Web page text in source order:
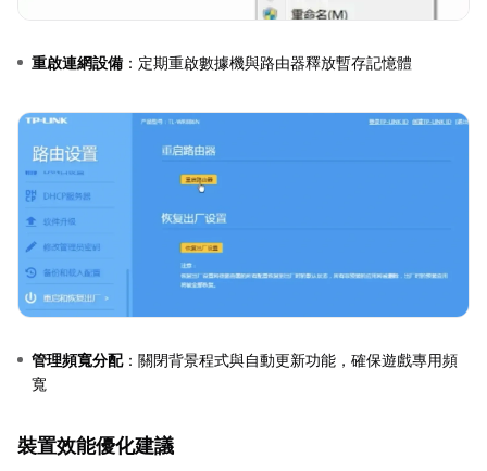
重啟連網設備 ：定期重啟數據機與路由器釋放暫存記憶體
管理頻寬分配：關閉背景程式與自動更新功能，確保遊戲專用頻
寬
裝置效能優化建議